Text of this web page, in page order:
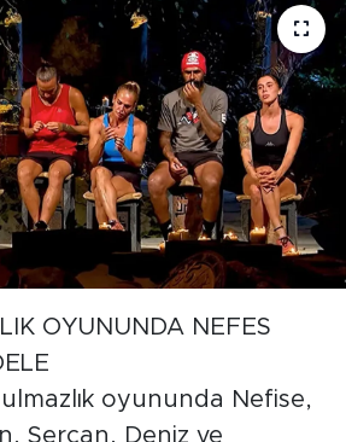
OYUNUNDA NEFES
oyununda Nefise,
Sercan, Deniz ve